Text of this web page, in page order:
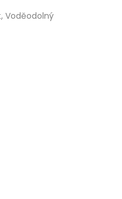
Voděodolný